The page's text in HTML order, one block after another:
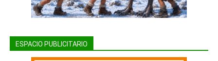
ESPACIO PUBLICITARIO